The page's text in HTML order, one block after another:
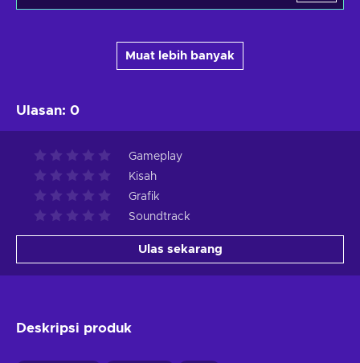
Muat lebih banyak
Ulasan: 0
Gameplay
Kisah
Grafik
Soundtrack
Ulas sekarang
Deskripsi produk